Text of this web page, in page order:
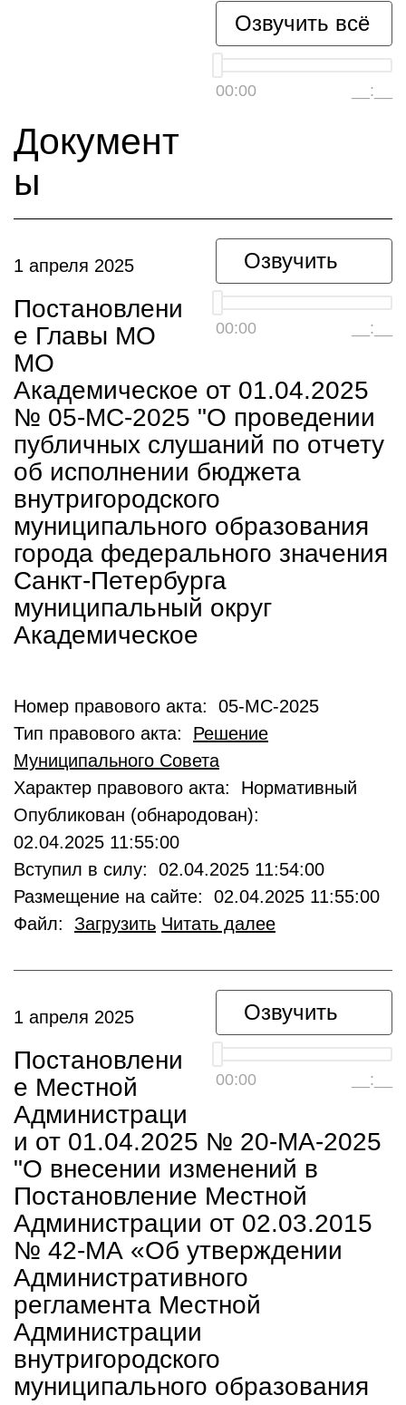
Озвучить всё
00:00 __:__
Документ
ы
Озвучить
00:00 __:__
1 апреля 2025
Постановлени
е Главы МО
МО
Академическое от 01.04.2025
№ 05-МС-2025 "О проведении
публичных слушаний по отчету
об исполнении бюджета
внутригородского
муниципального образования
города федерального значения
Санкт-Петербурга
муниципальный округ
Академическое
Номер правового акта: 05-МС-2025
Тип правового акта: Решение
Муниципального Совета
Характер правового акта: Нормативный
Опубликован (обнародован):
02.04.2025 11:55:00
Вступил в силу: 02.04.2025 11:54:00
Размещение на сайте: 02.04.2025 11:55:00
Файл: Загрузить Читать далее
Озвучить
00:00 __:__
1 апреля 2025
Постановлени
е Местной
Администраци
и от 01.04.2025 № 20-МА-2025
"О внесении изменений в
Постановление Местной
Администрации от 02.03.2015
№ 42-МА «Об утверждении
Административного
регламента Местной
Администрации
внутригородского
муниципального образования